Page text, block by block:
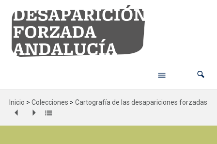
Inicio > Colecciones > Cartografía de las desapariciones forzadas